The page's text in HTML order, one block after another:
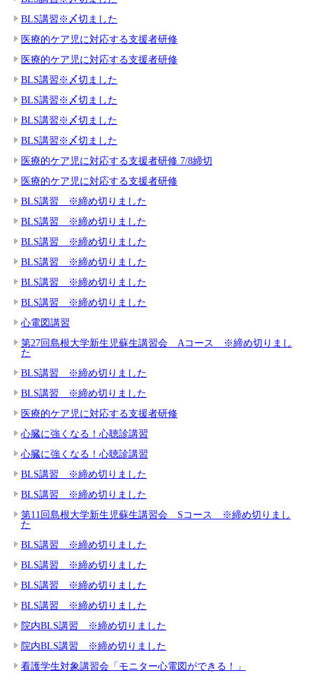
BLS講習※〆切ました
医療的ケア児に対応する支援者研修
医療的ケア児に対応する支援者研修
BLS講習※〆切ました
BLS講習※〆切ました
BLS講習※〆切ました
BLS講習※〆切ました
医療的ケア児に対応する支援者研修 7/8締切
医療的ケア児に対応する支援者研修
BLS講習 ※締め切りました
BLS講習 ※締め切りました
BLS講習 ※締め切りました
BLS講習 ※締め切りました
BLS講習 ※締め切りました
BLS講習 ※締め切りました
心電図講習
第27回島根大学新生児蘇生講習会 Aコース ※締め切りまし
た
BLS講習 ※締め切りました
BLS講習 ※締め切りました
医療的ケア児に対応する支援者研修
心臓に強くなる！心聴診講習
心臓に強くなる！心聴診講習
BLS講習 ※締め切りました
BLS講習 ※締め切りました
第11回島根大学新生児蘇生講習会 Sコース ※締め切りまし
た
BLS講習 ※締め切りました
BLS講習 ※締め切りました
BLS講習 ※締め切りました
BLS講習 ※締め切りました
院内BLS講習 ※締め切りました
院内BLS講習 ※締め切りました
看護学生対象講習会「モニター心電図ができる！」